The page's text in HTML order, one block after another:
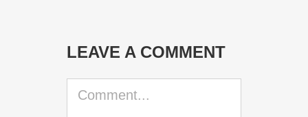
LEAVE A COMMENT
Comment